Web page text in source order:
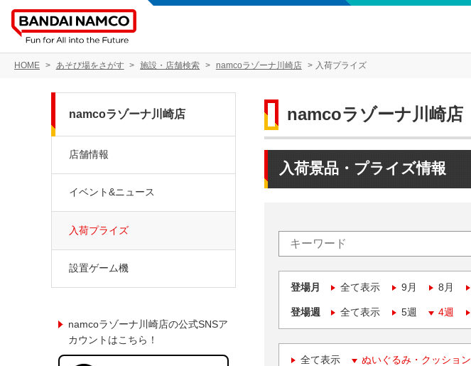
HOME あそび場をさがす 施設・店舗検索 namcoラゾーナ川崎店 入荷プライズ
namcoラゾーナ川崎店
入荷景品・プライズ情報
登場月 全て表示 9月 8月
登場週 全て表示 5週 4週
全て表示 ぬいぐるみ・クッション
namcoラゾーナ川崎店
店舗情報
イベント&ニュース
入荷プライズ
設置ゲーム機
namcoラゾーナ川崎店の公式SNSア
カウントはこちら！